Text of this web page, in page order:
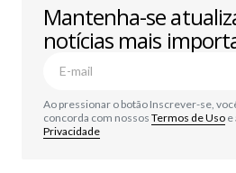
Mantenha-se
notícias mais
Ao pressionar o botão Inscrever-se,
concorda com nossos Termos de Uso e
Privacidade